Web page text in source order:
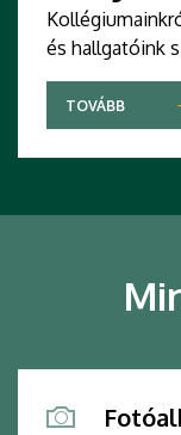
és hallgatóink
TOVÁBB